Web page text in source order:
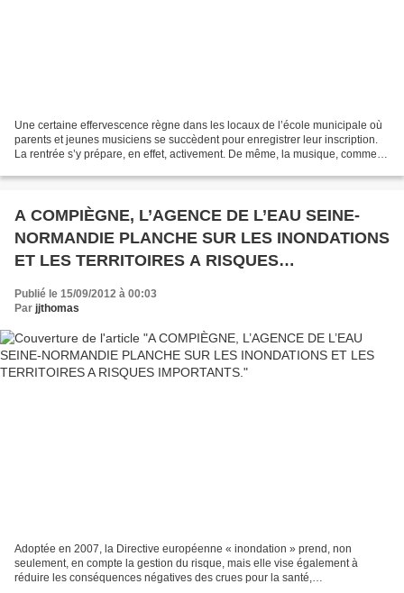
Une certaine effervescence règne dans les locaux de l’école municipale où
parents et jeunes musiciens se succèdent pour enregistrer leur inscription.
La rentrée s’y prépare, en effet, activement. De même, la musique, comme
A COMPIÈGNE, L’AGENCE DE L’EAU SEINE-
NORMANDIE PLANCHE SUR LES INONDATIONS
ET LES TERRITOIRES A RISQUES
Publié le 15/09/2012 à 00:03
Par jjthomas
Adoptée en 2007, la Directive européenne « inondation » prend, non
seulement, en compte la gestion du risque, mais elle vise également à
réduire les conséquences négatives des crues pour la santé,